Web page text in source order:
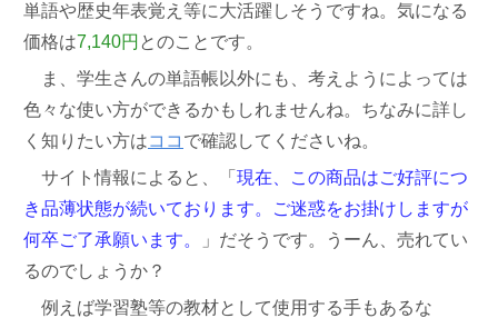
単語や歴史年表覚え等に大活躍しそうですね。気になる
価格は7,140円 とのことです。
ま、学生さんの単語帳以外にも、考えようによっては
色々な使い方ができるかもしれませんね。ちなみに詳し
く知りたい方はココ で確認してくださいね。
サイト情報によると、「 現在、この商品はご好評につ
き品薄状態が続いております。ご迷惑をお掛けしますが
何卒ご了承願います。
」だそうです。うーん、売れてい
るのでしょうか？
例えば学習塾等の教材として使用する手もあるな